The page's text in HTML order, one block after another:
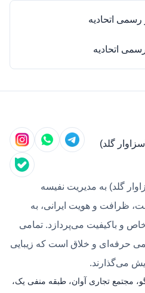
اتحادیه
گلد) به مدیریت نفیسه
ظرافت و هویت ایرانی، به
و باکیفیت می‌پردازد. تمامی
حرفه‌ای و خلاق است که زیبایی
می‌گذارند.
مجتمع تجاری آوان، طبقه منفی یک،